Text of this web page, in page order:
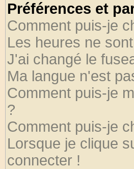
Préférences et
Comment puis-je
Les heures ne
J'ai changé le
Ma langue n'est
Comment puis-je
?
Comment puis-je
Lorsque je clique
connecter !